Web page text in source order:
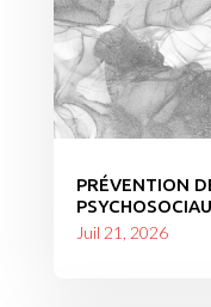
PRÉVENTION
Juil 21, 2026